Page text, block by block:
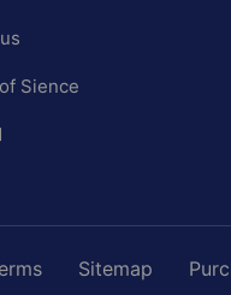
Sience
Sitemap